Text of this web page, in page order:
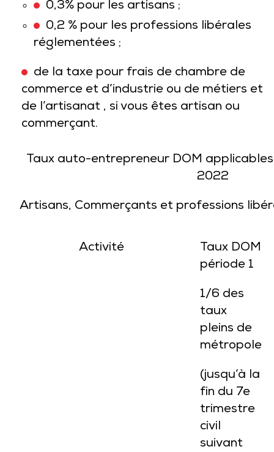
0,3% pour les artisans ;
0,2 % pour les professions libérales
réglementées ;
de la taxe pour frais de chambre de
commerce et d’industrie ou de métiers et
de l’artisanat , si vous êtes artisan ou
commerçant.
Taux auto-entrepreneur DOM
2022
Artisans, Commerçants et professions
Activité
Taux DOM
période 1
1/6 des
taux
pleins de
métropole
(jusqu’à la
fin du 7e
trimestre
civil
suivant